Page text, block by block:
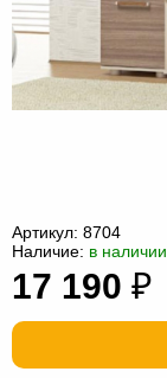
под
Мебель
мешки
Мебель
из
Садовая
Артикул: 8704
Наличие: в наличии
17 190 ₽